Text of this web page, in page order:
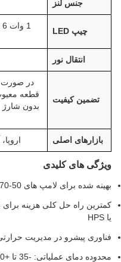
جنس لنز
چیپ LED
انتقال نور
تضمین کیفیت
در صورت
قطعه معیوب
بدون شارژ
بازارهای اصلی اروپا،
های کلیدی
شده برای لامپ های 50-70 وات در هر ماژول
راه حل کلی هزینه برای
پیشرو در مدیریت حرارتی
دمای عملیاتی: -35 تا +70 درجه سانتیگراد